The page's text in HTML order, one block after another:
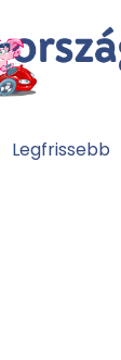
Legfrissebb